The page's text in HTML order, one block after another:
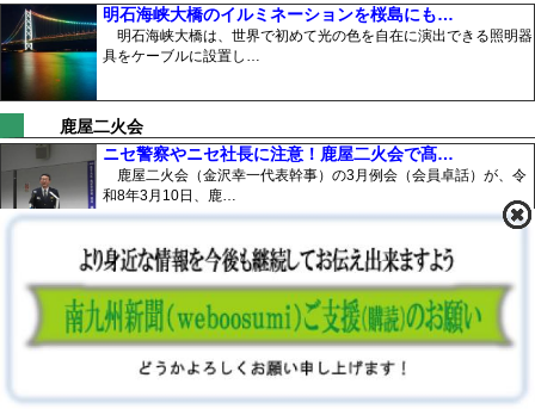
明石海峡大橋のイルミネーションを桜島にも…
明石海峡大橋は、世界で初めて光の色を自在に演出できる照明器
具をケーブルに設置し…
鹿屋二火会
ニセ警察やニセ社長に注意！鹿屋二火会で髙…
鹿屋二火会（金沢幸一代表幹事）の3月例会（会員卓話）が、令
和8年3月10日、鹿…
鹿屋七日会
鹿屋七日会が、㈱カナザワ工場見学で「SD…
鹿屋七日会（湯田勝政会長）の7月例会が、同会相談役の（株)カ
ナザワ工場見学と、…